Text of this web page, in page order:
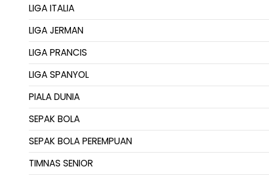
LIGA ITALIA
LIGA JERMAN
LIGA PRANCIS
LIGA SPANYOL
PIALA DUNIA
SEPAK BOLA
SEPAK BOLA PEREMPUAN
TIMNAS SENIOR